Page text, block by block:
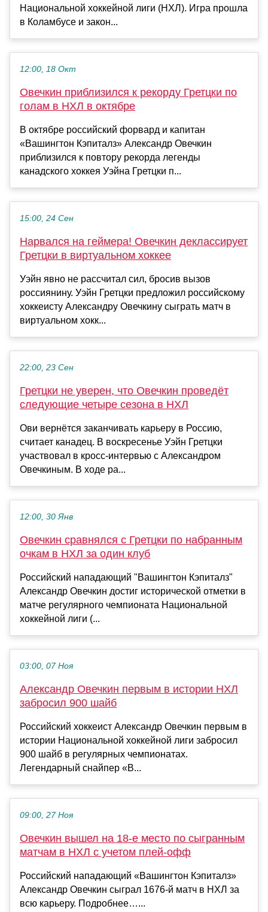
Национальной хоккейной лиги (НХЛ). Игра прошла
в Коламбусе и закон...
12:00, 18 Окт
Овечкин приблизился к рекорду Гретцки по
голам в НХЛ в октябре
В октябре российский форвард и капитан
«Вашингтон Кэпиталз» Александр Овечкин
приблизился к повтору рекорда легенды
канадского хоккея Уэйна Гретцки п...
15:00, 24 Сен
Нарвался на геймера! Овечкин деклассирует
Гретцки в виртуальном хоккее
Уэйн явно не рассчитал сил, бросив вызов
россиянину. Уэйн Гретцки предложил российскому
хоккеисту Александру Овечкину сыграть матч в
виртуальном хокк...
22:00, 23 Сен
Гретцки не уверен, что Овечкин проведёт
следующие четыре сезона в НХЛ
Ови вернётся заканчивать карьеру в Россию,
считает канадец. В воскресенье Уэйн Гретцки
участвовал в кросс-интервью с Александром
Овечкиным. В ходе ра...
12:00, 30 Янв
Овечкин сравнялся с Гретцки по набранным
очкам в НХЛ за один клуб
Российский нападающий "Вашингтон Кэпиталз"
Александр Овечкин достиг исторической отметки в
матче регулярного чемпионата Национальной
хоккейной лиги (...
03:00, 07 Ноя
Александр Овечкин первым в истории НХЛ
забросил 900 шайб
Российский хоккеист Александр Овечкин первым в
истории Национальной хоккейной лиги забросил
900 шайб в регулярных чемпионатах.
Легендарный снайпер «В...
09:00, 27 Ноя
Овечкин вышел на 18‑е место по сыгранным
матчам в НХЛ с учетом плей-офф
Российский нападающий «Вашингтон Кэпиталз»
Александр Овечкин сыграл 1676‑й матч в НХЛ за
всю карьеру. Подробнее…...